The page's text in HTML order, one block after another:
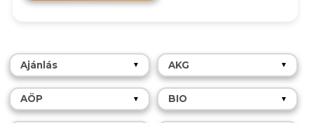
Ajánlás ▼ AKG ▼
AÖP ▼ BIO ▼